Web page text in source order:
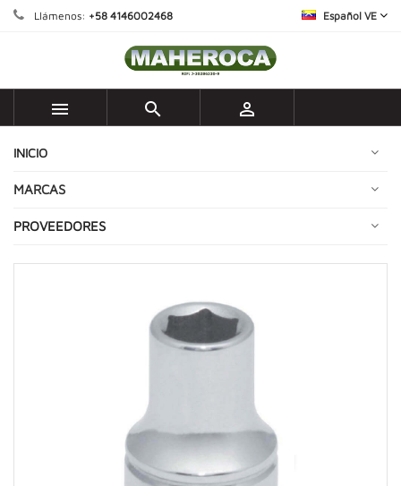
Llámenos: +58 4146002468 Español VE
  
INICIO
MARCAS
PROVEEDORES